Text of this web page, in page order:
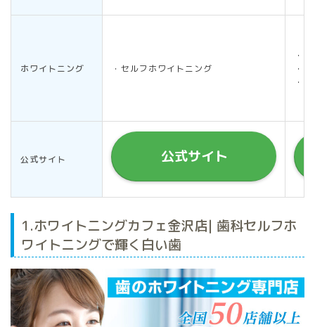
ホワイトニング ・セルフホワイトニング
・
・
・
公式サイト 公式サイト
1.ホワイトニングカフェ金沢店| 歯科セルフホ
ワイトニングで輝く白い歯